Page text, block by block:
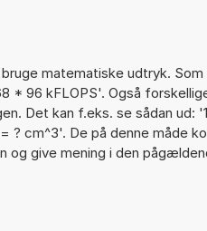
matematiske udtryk.
* 96 kFLOPS'. Også
Det kan f.eks. se sådan ud:
? cm^3'. De på denne måde
og give mening i den